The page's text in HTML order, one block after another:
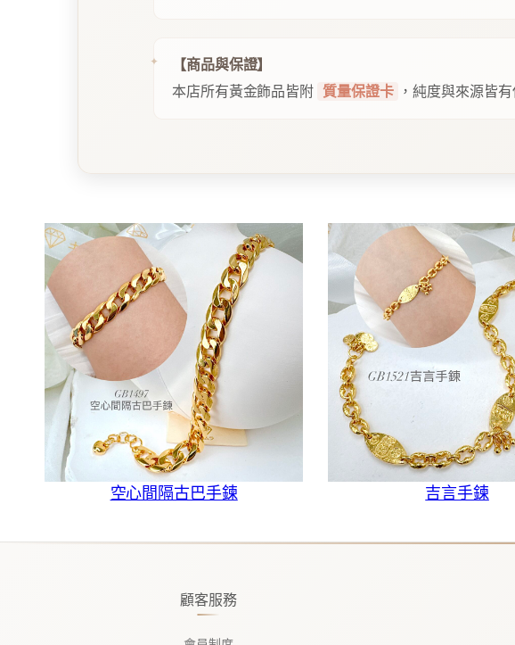
【商品與保證】
本店所有黃金飾品皆附 質量保證卡 ，純度與來源皆
空心間隔古巴手鍊 吉言手鍊
顧客服務